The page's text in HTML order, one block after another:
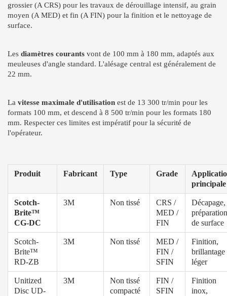
grossier (A CRS) pour les travaux de dérouillage intensif, au grain
moyen (A MED) et fin (A FIN) pour la finition et le nettoyage de
surface.
Les diamètres courants vont de 100 mm à 180 mm, adaptés aux
meuleuses d'angle standard. L'alésage central est généralement de
22 mm.
La vitesse maximale d'utilisation est de 13 300 tr/min pour les
formats 100 mm, et descend à 8 500 tr/min pour les formats 180
mm. Respecter ces limites est impératif pour la sécurité de
l'opérateur.
Produit Fabricant Type Grade
principale
Scotch-
Brite™
CG-DC
3M Non tissé
CRS /
MED /
FIN
Décapage,
préparation
de surface
Scotch-
Brite™
RD-ZB
3M Non tissé
MED /
FIN /
SFIN
Finition,
brillantage
léger
Unitized
Disc UD-
3M
Non tissé
compacté
FIN /
SFIN
Finition
inox,